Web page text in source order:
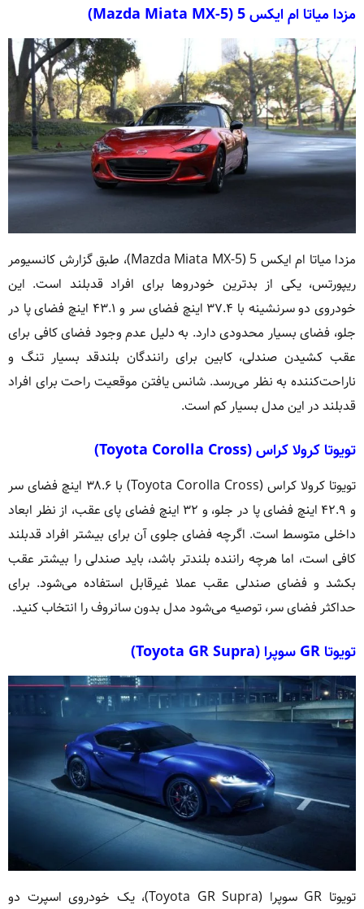
مزدا میاتا ام ایکس 5 (Mazda Miata MX-5)
مزدا میاتا ام ایکس 5 (Mazda Miata MX-5)، طبق گزارش کانسیومر
ریپورتس، یکی از بدترین خودروها برای افراد قدبلند است. این
خودروی دو سرنشینه با ۳۷.۴ اینچ فضای سر و ۴۳.۱ اینچ فضای پا در
جلو، فضای بسیار محدودی دارد. به دلیل عدم وجود فضای کافی برای
عقب کشیدن صندلی، کابین برای رانندگان بلندقد بسیار تنگ و
ناراحت‌کننده به نظر می‌رسد. شانس یافتن موقعیت راحت برای افراد
قدبلند در این مدل بسیار کم است.
تویوتا کرولا کراس (Toyota Corolla Cross)
تویوتا کرولا کراس (Toyota Corolla Cross) با ۳۸.۶ اینچ فضای سر
و ۴۲.۹ اینچ فضای پا در جلو، و ۳۲ اینچ فضای پای عقب، از نظر ابعاد
داخلی متوسط است. اگرچه فضای جلوی آن برای بیشتر افراد قدبلند
کافی است، اما هرچه راننده بلندتر باشد، باید صندلی را بیشتر عقب
بکشد و فضای صندلی عقب عملا غیرقابل استفاده می‌شود. برای
حداکثر فضای سر، توصیه می‌شود مدل بدون سانروف را انتخاب کنید.
تویوتا GR سوپرا (Toyota GR Supra)
تویوتا GR سوپرا (Toyota GR Supra)، یک خودروی اسپرت دو